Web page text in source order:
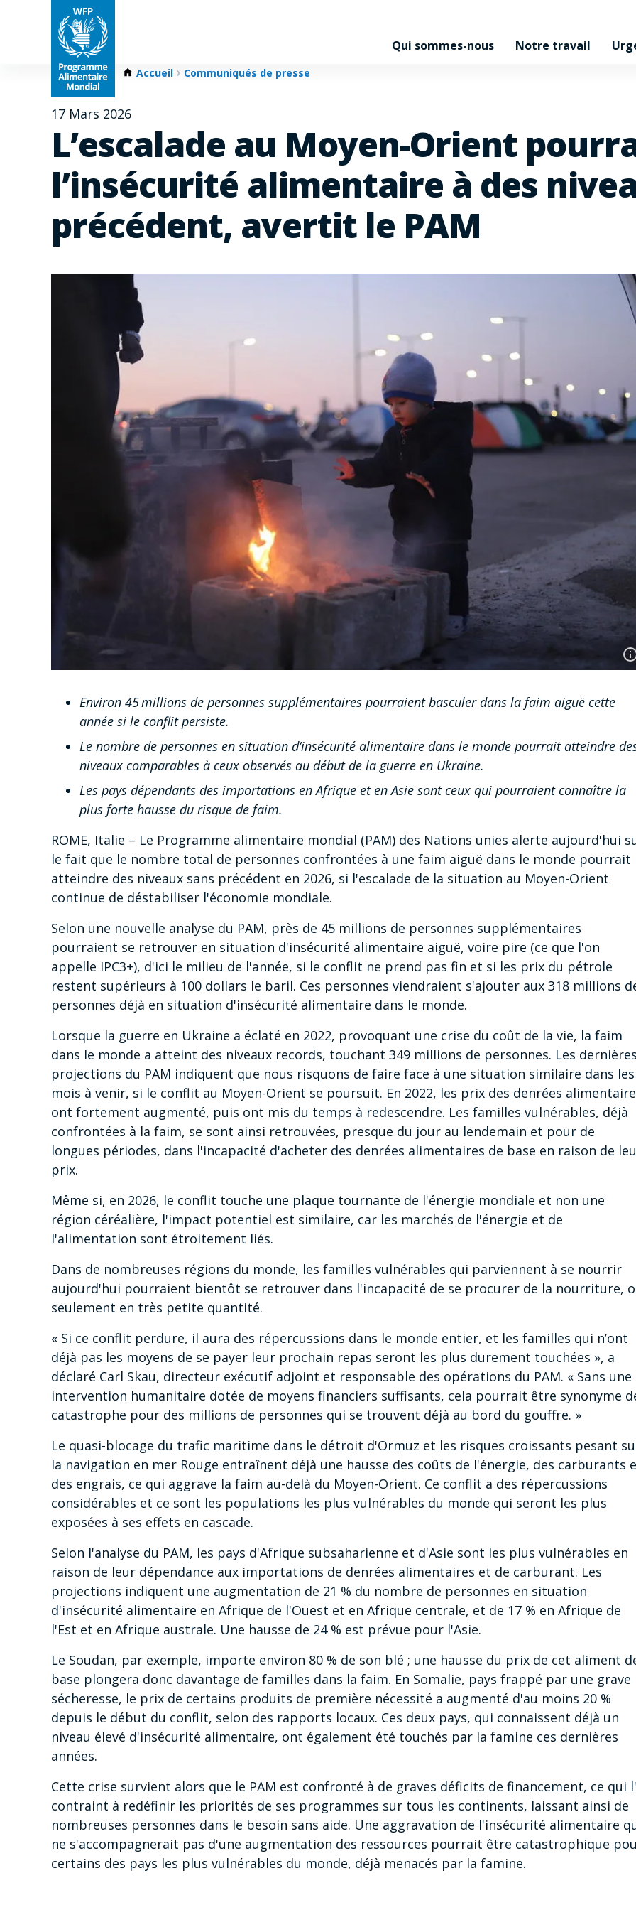
Qui sommes-nous Notre travail
Accueil Communiqués de presse
17 Mars 2026
L’escalade au Moyen-Orient
l’insécurité alimentaire à des
précédent, avertit le PAM
Environ 45 millions de personnes supplémentaires pourraient basculer dans la faim aiguë cette
année si le conflit persiste.
Le nombre de personnes en situation d’insécurité alimentaire dans le monde pourrait atteindre
niveaux comparables à ceux observés au début de la guerre en Ukraine.
Les pays dépendants des importations en Afrique et en Asie sont ceux qui pourraient connaître la
plus forte hausse du risque de faim.
ROME, Italie – Le Programme alimentaire mondial (PAM) des Nations unies alerte aujourd'hui
le fait que le nombre total de personnes confrontées à une faim aiguë dans le monde pourrait
atteindre des niveaux sans précédent en 2026, si l'escalade de la situation au Moyen-Orient
continue de déstabiliser l'économie mondiale.
Selon une nouvelle analyse du PAM, près de 45 millions de personnes supplémentaires
pourraient se retrouver en situation d'insécurité alimentaire aiguë, voire pire (ce que l'on
appelle IPC3+), d'ici le milieu de l'année, si le conflit ne prend pas fin et si les prix du pétrole
restent supérieurs à 100 dollars le baril. Ces personnes viendraient s'ajouter aux 318 millions
personnes déjà en situation d'insécurité alimentaire dans le monde.
Lorsque la guerre en Ukraine a éclaté en 2022, provoquant une crise du coût de la vie, la faim
dans le monde a atteint des niveaux records, touchant 349 millions de personnes. Les dernières
projections du PAM indiquent que nous risquons de faire face à une situation similaire dans les
mois à venir, si le conflit au Moyen-Orient se poursuit. En 2022, les prix des denrées
ont fortement augmenté, puis ont mis du temps à redescendre. Les familles vulnérables, déjà
confrontées à la faim, se sont ainsi retrouvées, presque du jour au lendemain et pour de
longues périodes, dans l'incapacité d'acheter des denrées alimentaires de base en raison de
prix.
Même si, en 2026, le conflit touche une plaque tournante de l'énergie mondiale et non une
région céréalière, l'impact potentiel est similaire, car les marchés de l'énergie et de
l'alimentation sont étroitement liés.
Dans de nombreuses régions du monde, les familles vulnérables qui parviennent à se nourrir
aujourd'hui pourraient bientôt se retrouver dans l'incapacité de se procurer de la nourriture,
seulement en très petite quantité.
« Si ce conflit perdure, il aura des répercussions dans le monde entier, et les familles qui n’ont
déjà pas les moyens de se payer leur prochain repas seront les plus durement touchées », a
déclaré Carl Skau, directeur exécutif adjoint et responsable des opérations du PAM. « Sans une
intervention humanitaire dotée de moyens financiers suffisants, cela pourrait être synonyme
catastrophe pour des millions de personnes qui se trouvent déjà au bord du gouffre. »
Le quasi-blocage du trafic maritime dans le détroit d'Ormuz et les risques croissants pesant
la navigation en mer Rouge entraînent déjà une hausse des coûts de l'énergie, des carburants
des engrais, ce qui aggrave la faim au-delà du Moyen-Orient. Ce conflit a des répercussions
considérables et ce sont les populations les plus vulnérables du monde qui seront les plus
exposées à ses effets en cascade.
Selon l'analyse du PAM, les pays d'Afrique subsaharienne et d'Asie sont les plus vulnérables en
raison de leur dépendance aux importations de denrées alimentaires et de carburant. Les
projections indiquent une augmentation de 21 % du nombre de personnes en situation
d'insécurité alimentaire en Afrique de l'Ouest et en Afrique centrale, et de 17 % en Afrique de
l'Est et en Afrique australe. Une hausse de 24 % est prévue pour l'Asie.
Le Soudan, par exemple, importe environ 80 % de son blé ; une hausse du prix de cet aliment
base plongera donc davantage de familles dans la faim. En Somalie, pays frappé par une grave
sécheresse, le prix de certains produits de première nécessité a augmenté d'au moins 20 %
depuis le début du conflit, selon des rapports locaux. Ces deux pays, qui connaissent déjà un
niveau élevé d'insécurité alimentaire, ont également été touchés par la famine ces dernières
années.
Cette crise survient alors que le PAM est confronté à de graves déficits de financement, ce qui
contraint à redéfinir les priorités de ses programmes sur tous les continents, laissant ainsi de
nombreuses personnes dans le besoin sans aide. Une aggravation de l'insécurité alimentaire
ne s'accompagnerait pas d'une augmentation des ressources pourrait être catastrophique
certains des pays les plus vulnérables du monde, déjà menacés par la famine.